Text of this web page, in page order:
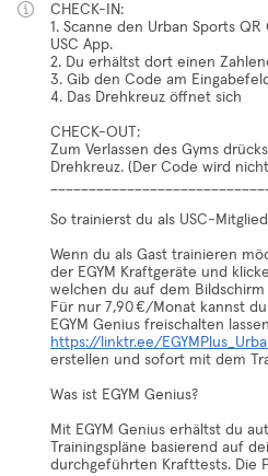
CHECK-IN:
1. Scanne den Urban Sports
USC App.
2. Du erhältst dort einen
3. Gib den Code am
4. Das Drehkreuz öffnet sich
CHECK-OUT:
Zum Verlassen des Gyms
Drehkreuz. (Der Code wird
So trainierst du als USC-
Wenn du als Gast trainieren
der EGYM Kraftgeräte und
welchen du auf dem
Für nur 7,90 €/Monat kannst
EGYM Genius freischalten
https://linktr.ee/
erstellen und sofort mit dem
Was ist EGYM Genius?
Mit EGYM Genius erhältst du
Trainingspläne basierend auf
durchgeführten Krafttests. Die